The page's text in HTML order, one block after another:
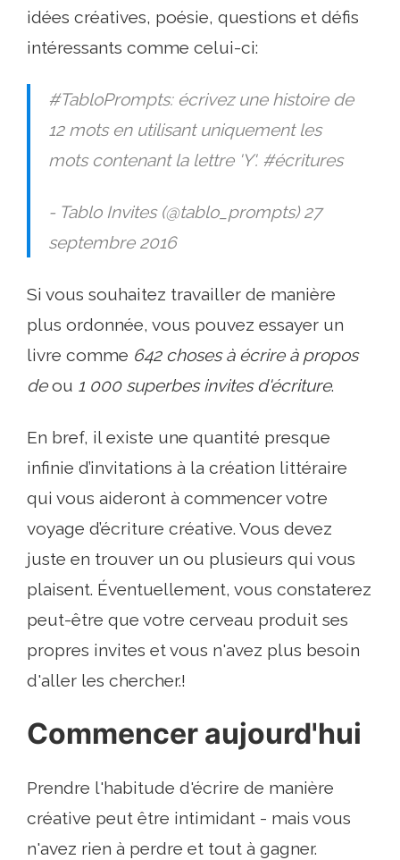
idées créatives, poésie, questions et défis
intéressants comme celui-ci:
#TabloPrompts: écrivez une histoire de
12 mots en utilisant uniquement les
mots contenant la lettre 'Y'. #écritures
- Tablo Invites (@tablo_prompts) 27
septembre 2016
Si vous souhaitez travailler de manière
plus ordonnée, vous pouvez essayer un
livre comme 642 choses à écrire à propos
deou 1 000 superbes invites d'écriture.
En bref, il existe une quantité presque
infinie d’invitations à la création littéraire
qui vous aideront à commencer votre
voyage d’écriture créative. Vous devez
juste en trouver un ou plusieurs qui vous
plaisent. Éventuellement, vous constaterez
peut-être que votre cerveau produit ses
propres invites et vous n'avez plus besoin
d'aller les chercher.!
Commencer aujourd'hui
Prendre l'habitude d'écrire de manière
créative peut être intimidant - mais vous
n'avez rien à perdre et tout à gagner.